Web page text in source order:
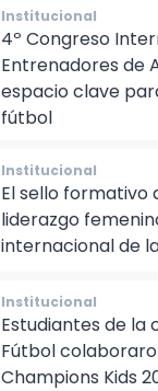
Institucional
4º Congreso
Entrenadores de
espacio clave
fútbol
Institucional
El sello formativo
liderazgo
internacional de
Institucional
Estudiantes de
Fútbol
Champions Kids